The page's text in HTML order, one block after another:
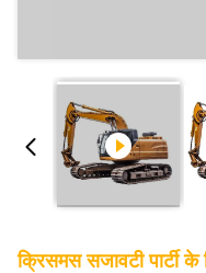
क्रिसमस सजावटी पार्टी